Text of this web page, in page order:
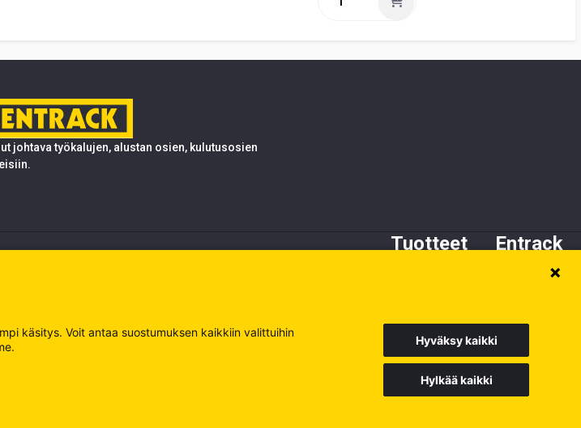
johtava työkalujen, alustan osien, kulutusosien
Tuotteet
Varaosat
Entrack
Tietoa meistä
käsitys. Voit antaa suostumuksen kaikkiin valittuihin
Hyväksy kaikki
Hylkää kaikki